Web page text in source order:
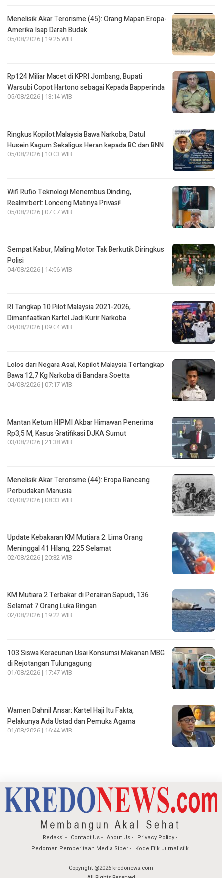
Menelisik Akar Terorisme (45): Orang Mapan Eropa-
Amerika Isap Darah Budak
05/08/2026 | 19:25 WIB
Rp124 Miliar Macet di KPRI Jombang, Bupati
Warsubi Copot Hartono sebagai Kepada Bapperinda
05/08/2026 | 13:14 WIB
Ringkus Kopilot Malaysia Bawa Narkoba, Datul
Husein Kagum Sekaligus Heran kepada BC dan BNN
05/08/2026 | 10:03 WIB
Wifi Rufio Teknologi Menembus Dinding,
Realmrbert: Lonceng Matinya Privasi!
05/08/2026 | 07:07 WIB
Sempat Kabur, Maling Motor Tak Berkutik Diringkus
Polisi
04/08/2026 | 14:06 WIB
RI Tangkap 10 Pilot Malaysia 2021-2026,
Dimanfaatkan Kartel Jadi Kurir Narkoba
04/08/2026 | 09:04 WIB
Lolos dari Negara Asal, Kopilot Malaysia Tertangkap
Bawa 12,7 Kg Narkoba di Bandara Soetta
04/08/2026 | 07:17 WIB
Mantan Ketum HIPMI Akbar Himawan Penerima
Rp3,5 M, Kasus Gratifikasi DJKA Sumut
03/08/2026 | 21:38 WIB
Menelisik Akar Terorisme (44): Eropa Rancang
Perbudakan Manusia
03/08/2026 | 08:33 WIB
Update Kebakaran KM Mutiara 2: Lima Orang
Meninggal 41 Hilang, 225 Selamat
02/08/2026 | 20:32 WIB
KM Mutiara 2 Terbakar di Perairan Sapudi, 136
Selamat 7 Orang Luka Ringan
02/08/2026 | 19:22 WIB
103 Siswa Keracunan Usai Konsumsi Makanan MBG
di Rejotangan Tulungagung
01/08/2026 | 17:47 WIB
Wamen Dahnil Ansar: Kartel Haji Itu Fakta,
Pelakunya Ada Ustad dan Pemuka Agama
01/08/2026 | 16:44 WIB
Redaksi Contact Us About Us
Privacy Policy
Pedoman Pemberitaan Media Siber
Kode Etik Jurnalistik
Copyright @2026 kredonews.com